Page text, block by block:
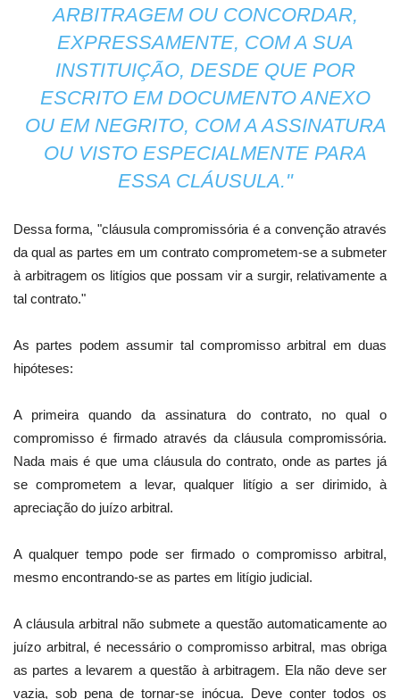
ARBITRAGEM OU CONCORDAR,
EXPRESSAMENTE, COM A SUA
INSTITUIÇÃO, DESDE QUE POR
ESCRITO EM DOCUMENTO ANEXO
OU EM NEGRITO, COM A ASSINATURA
OU VISTO ESPECIALMENTE PARA
ESSA CLÁUSULA."
Dessa forma, "cláusula compromissória é a convenção através
da qual as partes em um contrato comprometem-se a submeter
à arbitragem os litígios que possam vir a surgir, relativamente a
tal contrato."
As partes podem assumir tal compromisso arbitral em duas
hipóteses:
A primeira quando da assinatura do contrato, no qual o
compromisso é firmado através da cláusula compromissória.
Nada mais é que uma cláusula do contrato, onde as partes já
se comprometem a levar, qualquer litígio a ser dirimido, à
apreciação do juízo arbitral.
A qualquer tempo pode ser firmado o compromisso arbitral,
mesmo encontrando-se as partes em litígio judicial.
A cláusula arbitral não submete a questão automaticamente ao
juízo arbitral, é necessário o compromisso arbitral, mas obriga
as partes a levarem a questão à arbitragem. Ela não deve ser
vazia, sob pena de tornar-se inócua. Deve conter todos os